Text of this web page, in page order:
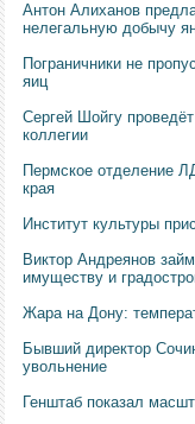
Антон Алиханов
нелегальную добычу
Пограничники не
яиц
Сергей Шойгу
коллегии
Пермское отделение
края
Институт культуры
Виктор Андреянов
имуществу и
Жара на Дону:
Бывший директор
увольнение
Генштаб показал